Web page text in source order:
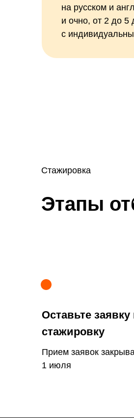
на русском и
и очно, от 2 до
с
Этапы
Стажировка
Оставьте заявку
стажировку
Прием заявок
1 июля